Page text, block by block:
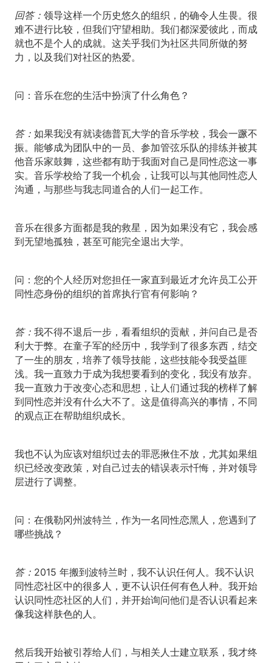
回答： 领导这样一个历史悠久的组织，的确令人生畏。很
难不进行比较，但我们守望相助。我们都深爱彼此，而成
就也不是个人的成就。这关乎我们为社区共同所做的努
力，以及我们对社区的热爱。
问： 音乐在您的生活中扮演了什么角色？
答： 如果我没有就读德普瓦大学的音乐学校，我会一蹶不
振。能够成为团队中的一员、参加管弦乐队的排练并被其
他音乐家鼓舞，这些都有助于我面对自己是同性恋这一事
实。音乐学校给了我一个机会，让我可以与其他同性恋人
沟通，与那些与我志同道合的人们一起工作。
音乐在很多方面都是我的救星，因为如果没有它，我会感
到无望地孤独，甚至可能完全退出大学。
问： 您的个人经历对您担任一家直到最近才允许员工公开
同性恋身份的组织的首席执行官有何影响？
答： 我不得不退后一步，看看组织的贡献，并问自己是否
利大于弊。在童子军的经历中，我学到了很多东西，结交
了一生的朋友，培养了领导技能，这些技能令我受益匪
浅。我一直致力于成为我想要看到的变化，我没有放弃。
我一直致力于改变心态和思想，让人们通过我的榜样了解
到同性恋并没有什么大不了。这是值得高兴的事情，不同
的观点正在帮助组织成长。
我也不认为应该对组织过去的罪恶揪住不放，尤其如果组
织已经改变政策，对自己过去的错误表示忏悔，并对领导
层进行了调整。
问： 在俄勒冈州波特兰，作为一名同性恋黑人，您遇到了
哪些挑战？
答： 2015 年搬到波特兰时，我不认识任何人。我不认识
同性恋社区中的很多人，更不认识任何有色人种。我开始
认识同性恋社区的人们，并开始询问他们是否认识看起来
像我这样肤色的人。
然后我开始被引荐给人们，与相关人士建立联系，我才终